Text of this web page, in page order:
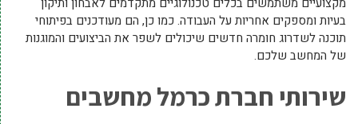
בעיות ומספקים אחריות על העבודה. כמו כן, הם מעודכנים בפיתוחי
תוכנה לשדרוג חומרה חדשים שיכולים לשפר את הביצועים והמוגנות
של המחשב שלכם.
שירותי חברת כרמל מחשבים